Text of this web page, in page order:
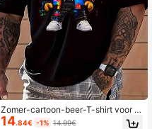
Zomer-cartoon-beer-T-shirt voor h
eren met ronde hals en korte mouw
14.84€ -1% 14.99€